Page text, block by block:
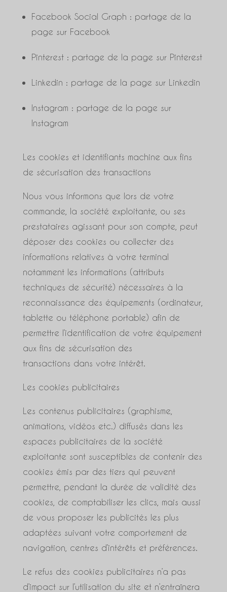
Facebook Social Graph : partage de la
page sur Facebook
Pinterest : partage de la page sur Pinterest
Linkedin : partage de la page sur Linkedin
Instagram : partage de la page sur
Instagram
Les cookies et identifiants machine aux fins
de sécurisation des transactions
Nous vous informons que lors de votre
commande, la société exploitante, ou ses
prestataires agissant pour son compte, peut
déposer des cookies ou collecter des
informations relatives à votre terminal
notamment les informations (attributs
techniques de sécurité) nécessaires à la
reconnaissance des équipements (ordinateur,
tablette ou téléphone portable) afin de
permettre l’identification de votre équipement
aux fins de sécurisation des
transactions dans votre intérêt.
Les cookies publicitaires
Les contenus publicitaires (graphisme,
animations, vidéos etc.) diffusés dans les
espaces publicitaires de la société
exploitante sont susceptibles de contenir des
cookies émis par des tiers qui peuvent
permettre, pendant la durée de validité des
cookies, de comptabiliser les clics, mais aussi
de vous proposer les publicités les plus
adaptées suivant votre comportement de
navigation, centres d’intérêts et préférences.
Le refus des cookies publicitaires n’a pas
d’impact sur l’utilisation du site et n’entraînera